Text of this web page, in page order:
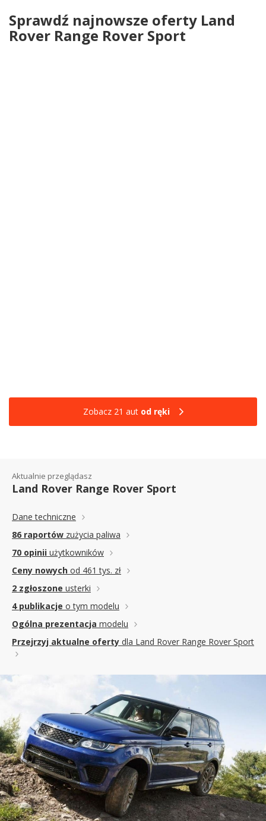
Sprawdź najnowsze oferty Land
Rover Range Rover Sport
Zobacz 21 aut od ręki
Aktualnie przeglądasz
Land Rover Range Rover Sport
Dane techniczne
86 raportów zużycia paliwa
70 opinii użytkowników
Ceny nowych od 461 tys. zł
2 zgłoszone usterki
4 publikacje o tym modelu
Ogólna prezentacja modelu
Przejrzyj aktualne oferty dla Land Rover Range Rover Sport